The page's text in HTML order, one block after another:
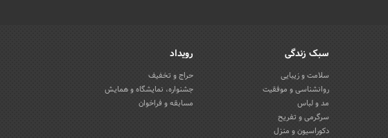
سبک زندگی
سلامت و زیبایی
روانشناسی و موفقیت
مد و لباس
سرگرمی و تفریح
دکوراسیون و منزل
رویداد
حراج و تخفیف
جشنواره، نمایشگاه و همایش
مسابقه و فراخوان